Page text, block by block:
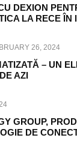
DEXION
LA RECE ÎN
26, 2024
– UN
AZI
GROUP,
DE